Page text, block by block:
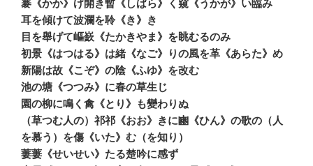
耳を傾けて波瀾を聆《き》き
目を舉げて嶇嶔《たかきやま》を眺むるのみ
初景《はつはる》は緒《なご》りの風を革《あらた》め
新陽は故《こぞ》の陰《ふゆ》を改む
池の塘《つつみ》に春の草生じ
園の柳に鳴く禽《とり》も變わりぬ
（草つむ人の）祁祁《おお》きに豳《ひん》の歌の（人
を慕う）を傷《いた》む（を知り）
萋萋《せいせい》たる楚吟に感ず